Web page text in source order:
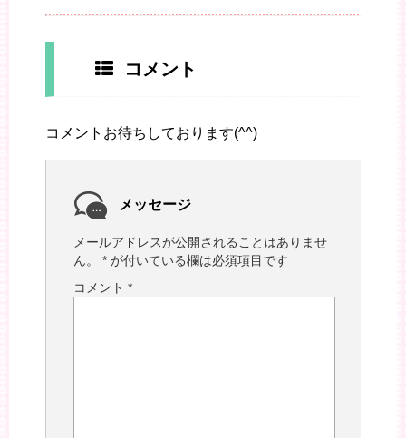
コメント
コメントお待ちしております(^^)
メッセージ
メールアドレスが公開されることはありませ
ん。
* が付いている欄は必須項目です
コメント *